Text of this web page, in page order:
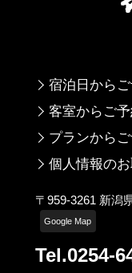
宿泊日から
客室からご
プランから
個人情報の
〒959-3261 新潟
Google Map
Tel.0254-